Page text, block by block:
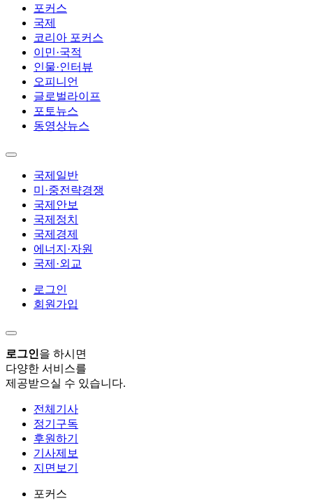
포커스
국제
코리아 포커스
이민·국적
인물·인터뷰
오피니언
글로벌라이프
포토뉴스
동영상뉴스
국제일반
미·중전략경쟁
국제안보
국제정치
국제경제
에너지·자원
국제·외교
로그인
회원가입
로그인을 하시면
다양한 서비스를
제공받으실 수 있습니다.
전체기사
정기구독
후원하기
기사제보
지면보기
포커스